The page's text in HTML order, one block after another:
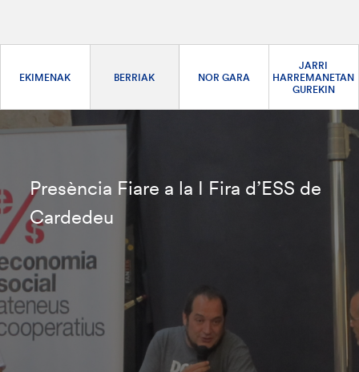
EKIMENAK BERRIAK NOR GARA
JARRI
HARREMANETAN
GUREKIN
Presència Fiare a la I Fira d’ESS de
Cardedeu